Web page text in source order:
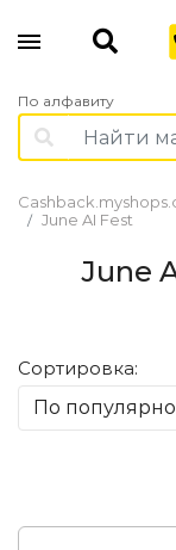
По алфавиту
June AI Fest
June
Сортировка:
По